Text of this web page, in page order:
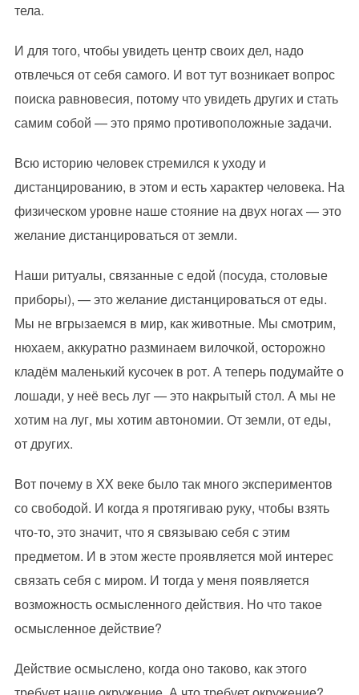
тела.
И для того, чтобы увидеть центр своих дел, надо
отвлечься от себя самого. И вот тут возникает вопрос
поиска равновесия, потому что увидеть других и стать
самим собой — это прямо противоположные задачи.
Всю историю человек стремился к уходу и
дистанцированию, в этом и есть характер человека. На
физическом уровне наше стояние на двух ногах — это
желание дистанцироваться от земли.
Наши ритуалы, связанные с едой (посуда, столовые
приборы), — это желание дистанцироваться от еды.
Мы не вгрызаемся в мир, как животные. Мы смотрим,
нюхаем, аккуратно разминаем вилочкой, осторожно
кладём маленький кусочек в рот. А теперь подумайте о
лошади, у неё весь луг — это накрытый стол. А мы не
хотим на луг, мы хотим автономии. От земли, от еды,
от других.
Вот почему в XX веке было так много экспериментов
со свободой. И когда я протягиваю руку, чтобы взять
что-то, это значит, что я связываю себя с этим
предметом. И в этом жесте проявляется мой интерес
связать себя с миром. И тогда у меня появляется
возможность осмысленного действия. Но что такое
осмысленное действие?
Действие осмыслено, когда оно таково, как этого